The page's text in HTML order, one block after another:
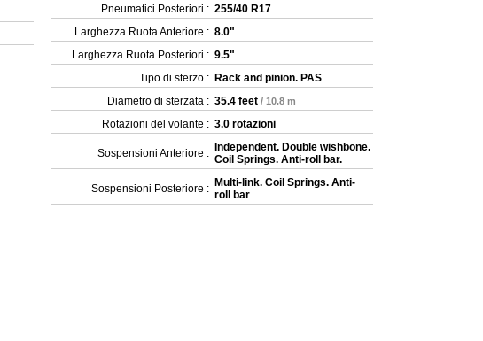
Pneumatici Posteriori : 255/40 R17
Larghezza Ruota Anteriore : 8.0"
Larghezza Ruota Posteriori : 9.5"
Tipo di sterzo : Rack and pinion. PAS
Diametro di sterzata : 35.4 feet / 10.8 m
Rotazioni del volante : 3.0 rotazioni
Sospensioni Anteriore :
Independent. Double wishbone.
Coil Springs. Anti-roll bar.
Sospensioni Posteriore : Multi-link. Coil Springs. Anti-
roll bar